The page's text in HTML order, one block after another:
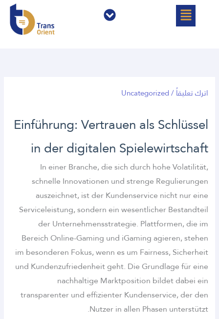
القائمة القائمة
اترك تعليقاً/
Uncategorized
Einführung: Vertrauen als Schlüssel
in der digitalen Spielewirtschaft
In einer Branche, die sich durch hohe Volatilität,
schnelle Innovationen und strenge Regulierungen
auszeichnet, ist der Kundenservice nicht nur eine
Serviceleistung, sondern ein wesentlicher Bestandteil
der Unternehmensstrategie. Plattformen, die im
Bereich Online-Gaming und iGaming agieren, stehen
im besonderen Fokus, wenn es um Fairness, Sicherheit
und Kundenzufriedenheit geht. Die Grundlage für eine
nachhaltige Marktposition bildet dabei ein
transparenter und effizienter Kundenservice, der den
Nutzer in allen Phasen unterstützt.